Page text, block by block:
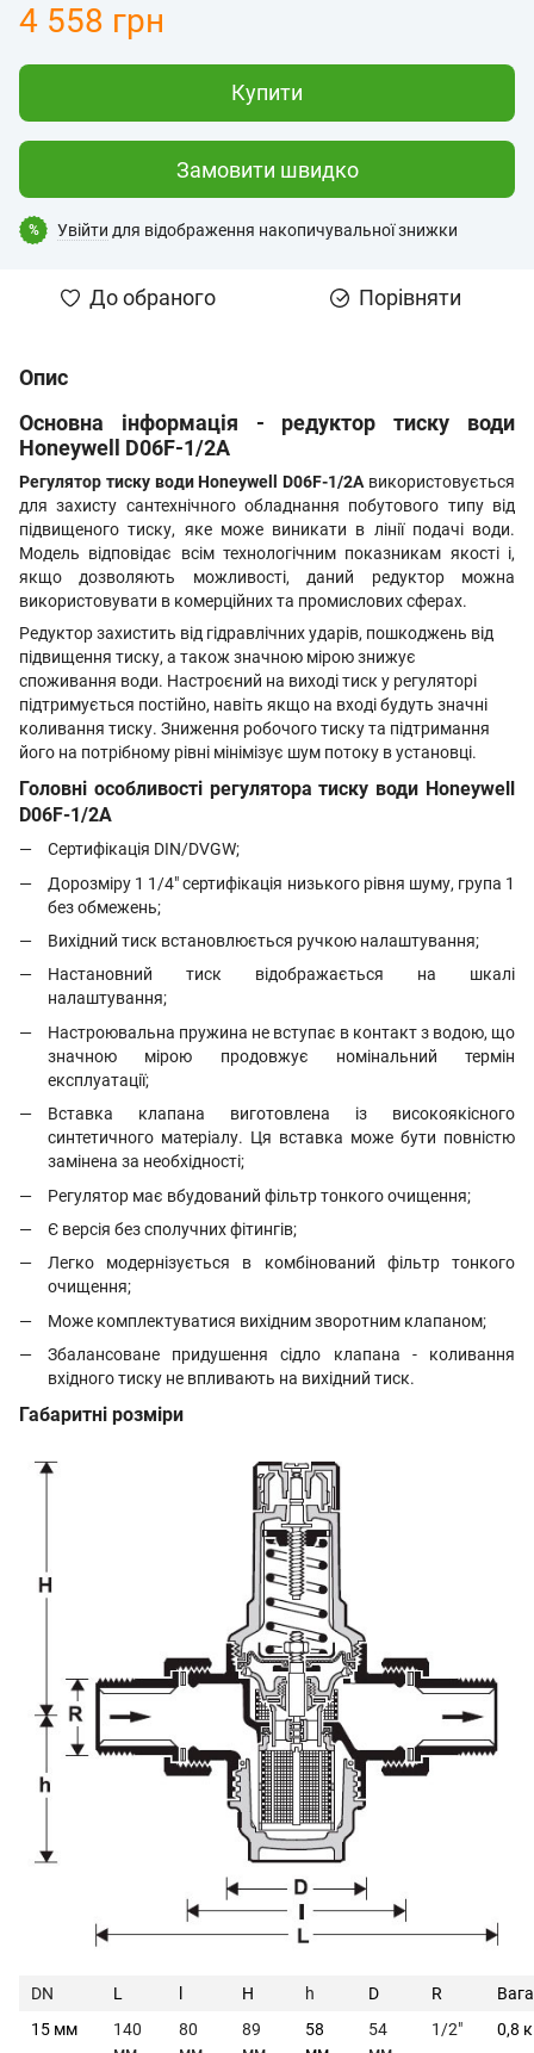
4 558 грн
Купити
Замовити швидко
% Увійти для відображення накопичувальної знижки
До обраного Порівняти
Опис
Основна інформація - редуктор тиску води
Honeywell D06F-1/2A
Регулятор тиску води Honeywell D06F-1/2Aвикористовується
для захисту сантехнічного обладнання побутового типу від
підвищеного тиску, яке може виникати в лінії подачі води.
Модель відповідає всім технологічним показникам якості і,
якщо дозволяють можливості, даний редуктор можна
використовувати в комерційних та промислових сферах.
Редуктор захистить від гідравлічних ударів, пошкоджень від
підвищення тиску, а також значною мірою знижує
споживання води. Настроєний на виході тиск у регуляторі
підтримується постійно, навіть якщо на вході будуть значні
коливання тиску. Зниження робочого тиску та підтримання
його на потрібному рівні мінімізує шум потоку в установці.
Головні особливості регулятора тиску води Honeywell
D06F-1/2A
Сертифікація DIN/DVGW;
Дорозміру 1 1/4" сертифікація низького рівня шуму, група 1
без обмежень;
Вихідний тиск встановлюється ручкою налаштування;
Настановний тиск відображається на шкалі
налаштування;
Настроювальна пружина не вступає в контакт з водою, що
значною мірою продовжує номінальний термін
експлуатації;
Вставка клапана виготовлена ​​із високоякісного
синтетичного матеріалу. Ця вставка може бути повністю
замінена за необхідності;
Регулятор має вбудований фільтр тонкого очищення;
Є версія без сполучних фітингів;
Легко модернізується в комбінований фільтр тонкого
очищення;
Може комплектуватися вихідним зворотним клапаном;
Збалансоване придушення сідло клапана - коливання
вхідного тиску не впливають на вихідний тиск.
Габаритні розміри
DN L H h D R
Вага
15 мм
140
80
89
58
54
1/2" 0,8